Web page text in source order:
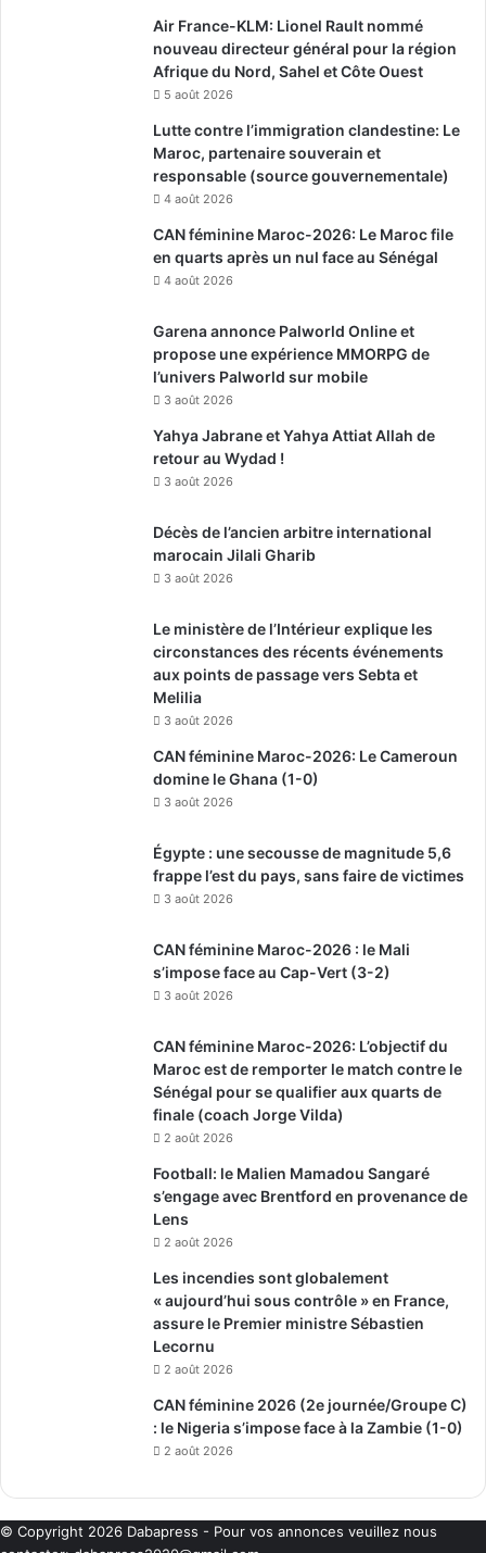
Air France-KLM: Lionel Rault nommé
nouveau directeur général pour la région
Afrique du Nord, Sahel et Côte Ouest
5 août 2026
Lutte contre l’immigration clandestine: Le
Maroc, partenaire souverain et
responsable (source gouvernementale)
4 août 2026
CAN féminine Maroc-2026: Le Maroc file
en quarts après un nul face au Sénégal
4 août 2026
Garena annonce Palworld Online et
propose une expérience MMORPG de
l’univers Palworld sur mobile
3 août 2026
Yahya Jabrane et Yahya Attiat Allah de
retour au Wydad !
3 août 2026
Décès de l’ancien arbitre international
marocain Jilali Gharib
3 août 2026
Le ministère de l’Intérieur explique les
circonstances des récents événements
aux points de passage vers Sebta et
Melilia
3 août 2026
CAN féminine Maroc-2026: Le Cameroun
domine le Ghana (1-0)
3 août 2026
Égypte : une secousse de magnitude 5,6
frappe l’est du pays, sans faire de victimes
3 août 2026
CAN féminine Maroc-2026 : le Mali
s’impose face au Cap-Vert (3-2)
3 août 2026
CAN féminine Maroc-2026: L’objectif du
Maroc est de remporter le match contre le
Sénégal pour se qualifier aux quarts de
finale (coach Jorge Vilda)
2 août 2026
Football: le Malien Mamadou Sangaré
s’engage avec Brentford en provenance de
Lens
2 août 2026
Les incendies sont globalement
« aujourd’hui sous contrôle » en France,
assure le Premier ministre Sébastien
Lecornu
2 août 2026
CAN féminine 2026 (2e journée/Groupe C)
: le Nigeria s’impose face à la Zambie (1-0)
2 août 2026
© Copyright 2026 Dabapress - Pour vos annonces veuillez nous